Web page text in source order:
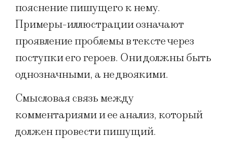
пояснение пишущего к нему.
Примеры-иллюстрации означают
проявление проблемы в тексте через
поступки его героев. Они должны быть
однозначными, а не двоякими.
Смысловая связь между
комментариями и ее анализ, который
должен провести пишущий.